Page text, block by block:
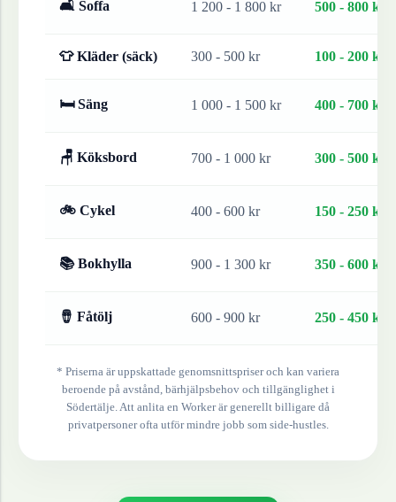
🛋 Soffa 1 200 - 1 800 kr 500 - 800 kr
👕 Kläder (säck) 300 - 500 kr 100 - 200 kr
🛏 Säng 1 000 - 1 500 kr 400 - 700 kr
🪑 Köksbord 700 - 1 000 kr 300 - 500 kr
🚲 Cykel 400 - 600 kr 150 - 250 kr
📚 Bokhylla 900 - 1 300 kr 350 - 600 kr
🪘 Fåtölj 600 - 900 kr 250 - 450 kr
* Priserna är uppskattade genomsnittspriser och kan variera
beroende på avstånd, bärhjälpsbehov och tillgänglighet i
Södertälje. Att anlita en Worker är generellt billigare då
privatpersoner ofta utför mindre jobb som side-hustles.